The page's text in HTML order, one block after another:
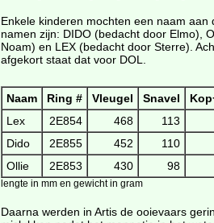
Enkele kinderen mochten een naam aan
namen zijn: DIDO (bedacht door Elmo),
Noam) en LEX (bedacht door Sterre).
afgekort staat dat voor DOL.
Naam Ring # Vleugel Snavel
Lex
2E854 468
113
Dido
2E855 452
110
Ollie
2E853 430 98
lengte in mm en gewicht in gram
Daarna werden in Artis de ooievaars